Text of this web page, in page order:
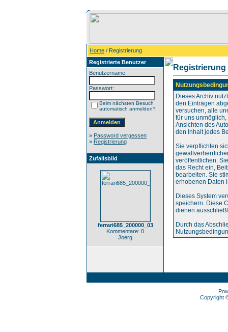
Home / Registrierung
Registrierte Benutzer
Benutzername:
Passwort:
Beim nächsten Besuch
automatisch anmelden?
» Password vergessen
» Registrierung
Zufallsbild
ferrari685_200000_03
Kommentare: 0
Joerg
Registrierung
Dieses Archiv
den Einträgen
versuchen, alle
für uns
Ansichten des
den Inhalt jedes
Sie verpflichten
veröffentlichen.
das Recht ein,
bearbeiten. Sie
erhobenen Daten
Dieses System
speichern. Diese
dienen
Durch das
Copyright